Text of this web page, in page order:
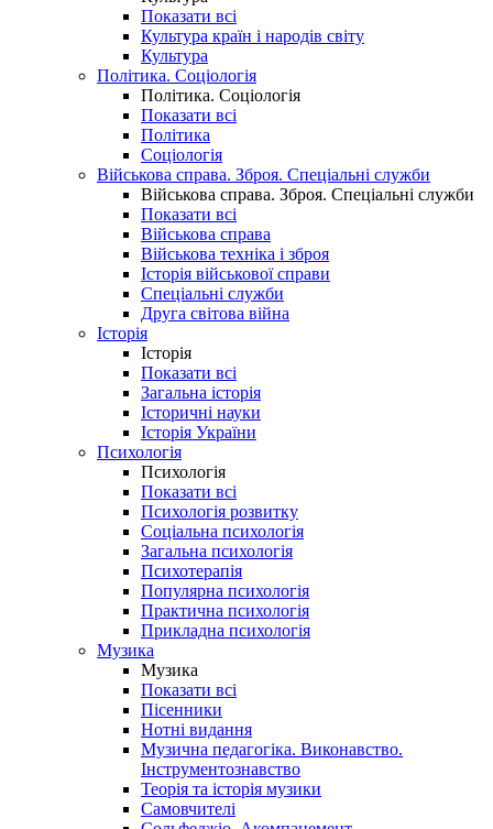
Показати всі
Культура країн і народів світу
Культура
Політика. Соціологія
Політика. Соціологія
Показати всі
Політика
Соціологія
Військова справа. Зброя. Спеціальні служби
Військова справа. Зброя. Спеціальні служби
Показати всі
Військова справа
Військова техніка і зброя
Історія військової справи
Спеціальні служби
Друга світова війна
Історія
Історія
Показати всі
Загальна історія
Історичні науки
Історія України
Психологія
Психологія
Показати всі
Психологія розвитку
Соціальна психологія
Загальна психологія
Психотерапія
Популярна психологія
Практична психологія
Прикладна психологія
Музика
Музика
Показати всі
Пісенники
Нотні видання
Музична педагогіка. Виконавство.
Інструментознавство
Теорія та історія музики
Самовчителі